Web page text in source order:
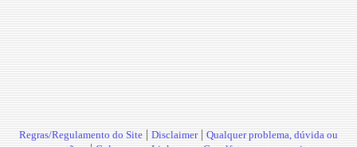
Regras/Regulamento do Site | Disclaimer| Qualquer problema, dúvida ou